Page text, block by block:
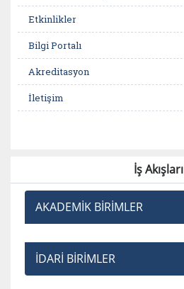
Etkinlikler
Bilgi Portalı
Akreditasyon
İletişim
İş Akışları
AKADEMİK BİRİMLER
İDARİ BİRİMLER